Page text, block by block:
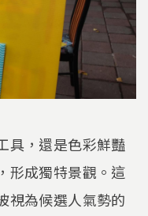
具，還是色彩鮮豔
形成獨特景觀。這
視為候選人氣勢的